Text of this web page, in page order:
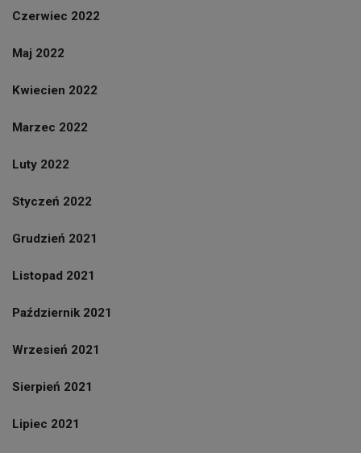
Czerwiec 2022
Maj 2022
Kwiecien 2022
Marzec 2022
Luty 2022
Styczeń 2022
Grudzień 2021
Listopad 2021
Październik 2021
Wrzesień 2021
Sierpień 2021
Lipiec 2021